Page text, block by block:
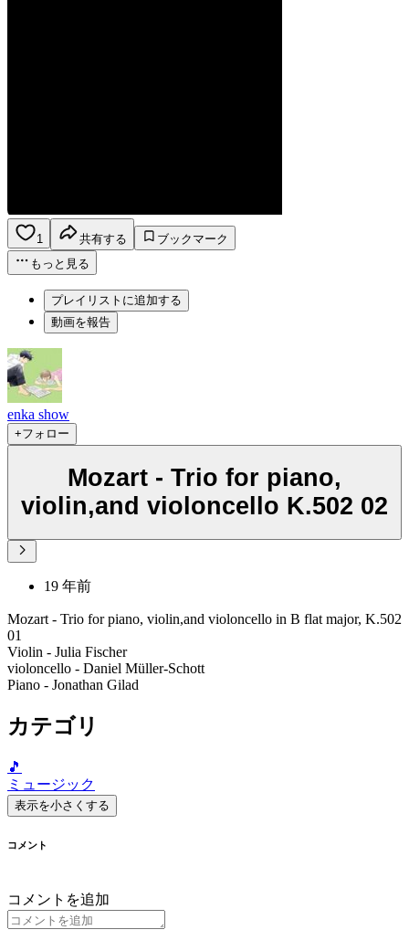
1 共有する
ブックマーク
もっと見る
プレイリストに追加する
動画を報告
enka show
+フォロー
Mozart - Trio for piano,
violin,and violoncello K.502 02
19 年前
Mozart - Trio for piano, violin,and violoncello in B flat major, K.502
01
Violin - Julia Fischer
violoncello - Daniel Müller-Schott
Piano - Jonathan Gilad
カテゴリ
🎵
ミュージック
表示を小さくする
コメント
コメントを追加